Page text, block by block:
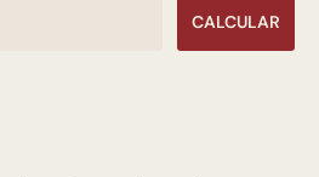
CALCULAR